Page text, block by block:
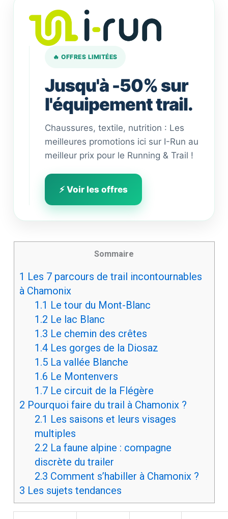
🔥 OFFRES LIMITÉES
Jusqu'à -50% sur
l'équipement trail.
Chaussures, textile, nutrition : Les
meilleures promotions ici sur I-Run au
meilleur prix pour le Running & Trail !
⚡ Voir les offres
Sommaire
1 Les 7 parcours de trail incontournables
à Chamonix
1.1 Le tour du Mont-Blanc
1.2 Le lac Blanc
1.3 Le chemin des crêtes
1.4Les gorges de la Diosaz
1.5La vallée Blanche
1.6 Le Montenvers
1.7Le circuit de la Flégère
2 Pourquoi faire du trail à Chamonix ?
2.1 Les saisons et leurs visages
multiples
2.2 La faune alpine : compagne
discrète du trailer
2.3 Comment s’habiller à Chamonix ?
3 Les sujets tendances